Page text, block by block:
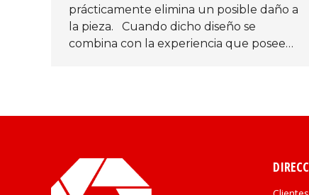
prácticamente elimina un posible daño a
la pieza. Cuando dicho diseño se
combina con la experiencia que posee…